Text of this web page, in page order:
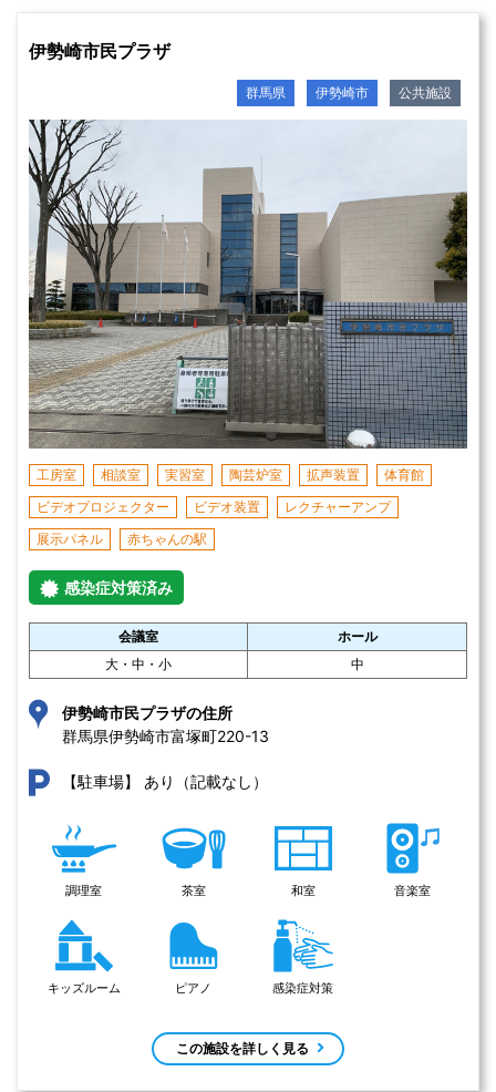
伊勢崎市民プラザ
群馬県 伊勢崎市 公共施設
工房室 相談室 実習室 陶芸炉室 拡声装置
体育館
ビデオプロジェクター
ビデオ装置
レクチャーアンプ
展示パネル
赤ちゃんの駅
感染症対策済み
会議室
ホール
大・中・小
中
伊勢崎市民プラザの住所
群馬県伊勢崎市富塚町220-13
【駐車場】 あり（記載なし）
調理室 茶室 和室 音楽室
キッズルーム ピアノ 感染症対策
この施設を詳しく見る